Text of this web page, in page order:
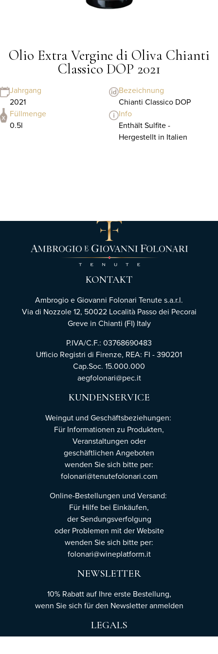
Olio Extra Vergine di Oliva Chianti
Classico DOP 2021
Jahrgang
2021
Bezeichnung
Chianti Classico DOP
Füllmenge
0.5l
Info
Enthält Sulfite -
Hergestellt in Italien
KONTAKT
Ambrogio e Giovanni Folonari Tenute s.a.r.l.
Via di Nozzole 12, 50022 Località Passo dei Pecorai
Greve in Chianti (FI) Italy
P.IVA/C.F.: 03768690483
Ufficio Registri di Firenze, REA: FI - 390201
Cap.Soc. 15.000.000
aegfolonari@pec.it
KUNDENSERVICE
Weingut und Geschäftsbeziehungen:
Für Informationen zu Produkten,
Veranstaltungen oder
geschäftlichen Angeboten
wenden Sie sich bitte per:
folonari@tenutefolonari.com
Online-Bestellungen und Versand:
Für Hilfe bei Einkäufen,
der Sendungsverfolgung
oder Problemen mit der Website
wenden Sie sich bitte per:
folonari@wineplatform.it
NEWSLETTER
10% Rabatt auf Ihre erste Bestellung,
wenn Sie sich für den Newsletteranmelden
LEGALS